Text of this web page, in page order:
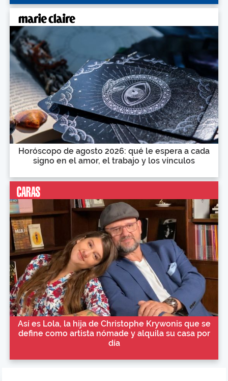
Horóscopo de agosto 2026: qué le espera a cada
signo en el amor, el trabajo y los vínculos
Así es Lola, la hija de Christophe Krywonis que se
define como artista nómade y alquila su casa por
día